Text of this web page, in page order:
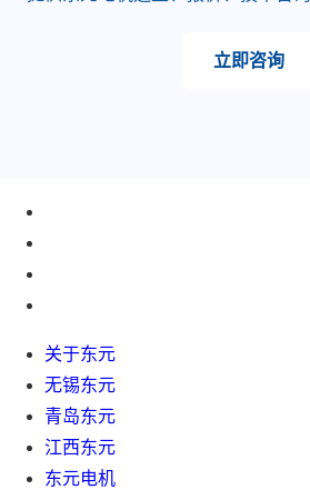
立即咨询
关于东元
无锡东元
青岛东元
江西东元
东元电机